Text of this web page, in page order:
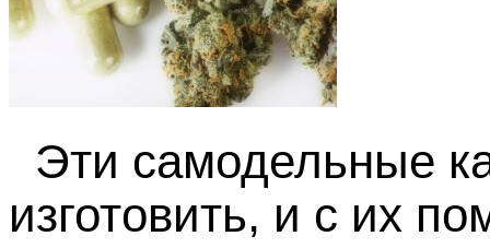
Эти самодельные
изготовить, и с их